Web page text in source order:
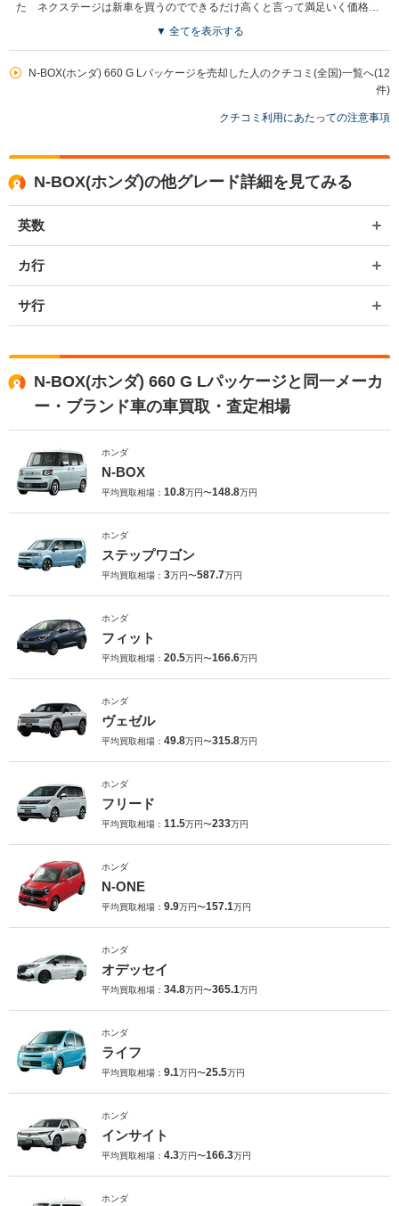
た ネクステージは新車を買うのでできるだけ高くと言って満足いく価格だ
ったしウェブサイトでの閲覧もわかりやすかったと思う
買取店からの返信
お世話になっております。 株式会社ネクステージでございます。 この
などの用品販売、自動車損害保険、整備・点検・車検まで、お客様の
ルとしております。 またのご利用、スタッフ一同お待ち申し上げてお
ります。
▼ 全てを表示する
N-BOX(ホンダ) 660 G Lパッケージを売却した人のクチコミ(全国)一覧へ(12
件)
クチコミ利用にあたっての注意事項
N-BOX(ホンダ)の他グレード詳細を見てみる
英数
カ行
サ行
N-BOX(ホンダ) 660 G Lパッケージと同一メーカ
ー・ブランド車の車買取・査定相場
ホンダ
N-BOX
平均買取相場： 10.8万円〜148.8万円
ホンダ
ステップワゴン
平均買取相場： 3万円〜587.7万円
ホンダ
フィット
平均買取相場： 20.5万円〜166.6万円
ホンダ
ヴェゼル
平均買取相場： 49.8万円〜315.8万円
ホンダ
フリード
平均買取相場： 11.5万円〜233万円
ホンダ
N-ONE
平均買取相場： 9.9万円〜157.1万円
ホンダ
オデッセイ
平均買取相場： 34.8万円〜365.1万円
ホンダ
ライフ
平均買取相場： 9.1万円〜25.5万円
ホンダ
インサイト
平均買取相場： 4.3万円〜166.3万円
ホンダ